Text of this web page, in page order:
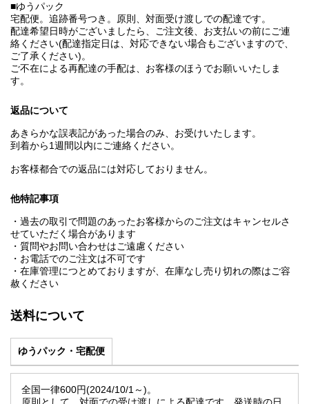
■ゆうパック
宅配便。追跡番号つき。原則、対面受け渡しでの配達です。
配達希望日時がございましたら、ご注文後、お支払いの前にご連
絡ください(配達指定日は、対応できない場合もございますので、
ご了承ください)。
ご不在による再配達の手配は、お客様のほうでお願いいたしま
す。
返品について
あきらかな誤表記があった場合のみ、お受けいたします。
到着から1週間以内にご連絡ください。
お客様都合での返品には対応しておりません。
他特記事項
・過去の取引で問題のあったお客様からのご注文はキャンセルさ
せていただく場合があります
・質問やお問い合わせはご遠慮ください
・お電話でのご注文は不可です
・在庫管理につとめておりますが、在庫なし売り切れの際はご容
赦ください
送料について
ゆうパック・宅配便
全国一律600円(2024/10/1～)。